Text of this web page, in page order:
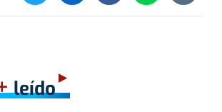
leído